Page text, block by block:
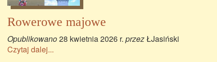
Rowerowe majowe
Opublikowano28 kwietnia 2026 r. przez ŁJasiński
Czytaj dalej...